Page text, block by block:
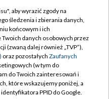
TVP
aby wyrazić zgody na
śledzenia i zbierania danych,
końcowym i ich
danych osobowych przez
(zwaną dalej również „TVP”),
oraz pozostałych Zaufanych
(w tym do
do Twoich zainteresowań i
które wskazujemy poniżej, a
PPID do Google.